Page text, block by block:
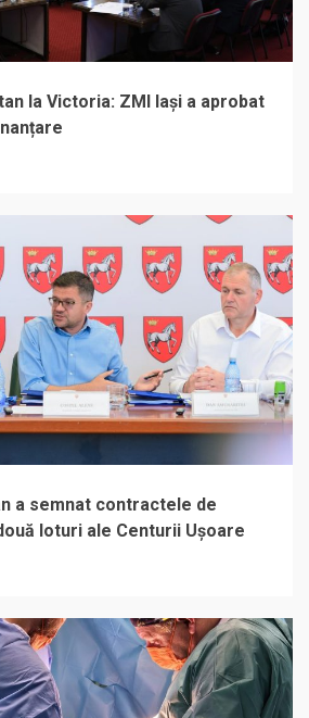
la Victoria: ZMI Iași a aprobat
a semnat contractele de
loturi ale Centurii Ușoare